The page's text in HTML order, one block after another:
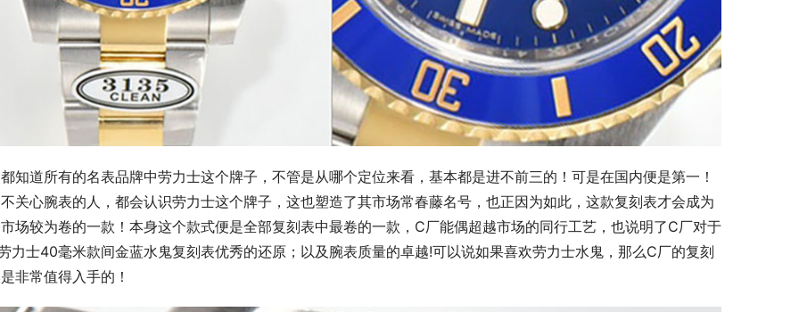
知道所有的名表品牌中劳力士这个牌子，不管是从哪个定位来看，基本都是进不前三的！可是在国内便是第一！
关心腕表的人，都会认识劳力士这个牌子，这也塑造了其市场常春藤名号，也正因为如此，这款复刻表才会成为
场较为卷的一款！本身这个款式便是全部复刻表中最卷的一款，C厂能偶超越市场的同行工艺，也说明了C厂对于
力士40毫米款间金蓝水鬼复刻表优秀的还原；以及腕表质量的卓越!可以说如果喜欢劳力士水鬼，那么C厂的复刻
非常值得入手的！